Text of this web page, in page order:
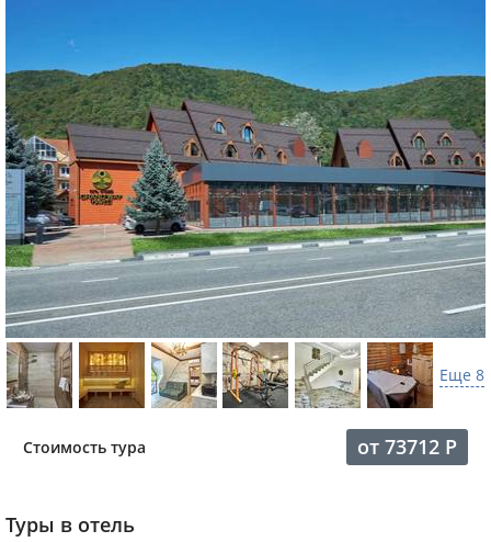
Еще 8
Стоимость тура от 73712 Р
Туры в отель